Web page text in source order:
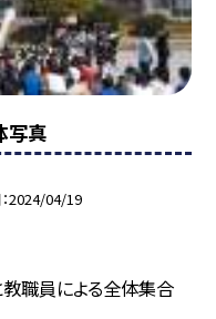
写真
2024/04/19
職員による全体集合